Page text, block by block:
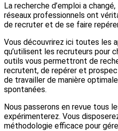
La recherche d’emploi a
réseaux professionnels ont
de recruter et de se faire
Vous découvrirez ici toutes les
qu’utilisent les recruteurs pour
outils vous permettront de
recrutent, de repérer et
de travailler de manière
spontanées.
Nous passerons en revue tous
expérimenterez. Vous
méthodologie efficace pour